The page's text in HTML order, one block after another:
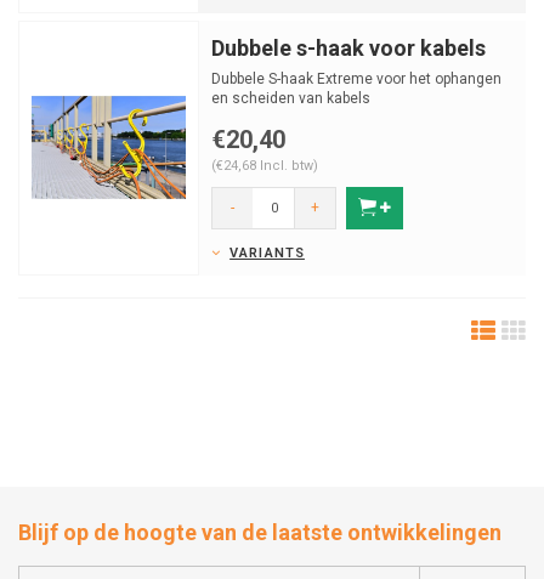
Dubbele s-haak voor kabels
Dubbele S-haak Extreme voor het ophangen
en scheiden van kabels
€20,40
(€24,68 Incl. btw)
- +
VARIANTS
Blijf op de hoogte van de laatste ontwikkelingen